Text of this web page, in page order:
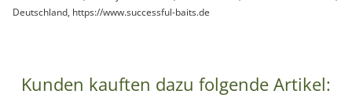
Deutschland, https://www.successful-baits.de
Kunden kauften dazu folgende Artikel: